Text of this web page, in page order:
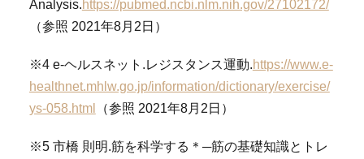
Analysis. https://pubmed.ncbi.nlm.nih.gov/27102172/
（参照 2021年8月2日）
※4 e-ヘルスネット.レジスタンス運動. https://www.e-
healthnet.mhlw.go.jp/information/dictionary/exercise/
ys-058.html （参照 2021年8月2日）
※5 市橋 則明.筋を科学する＊─筋の基礎知識とトレ